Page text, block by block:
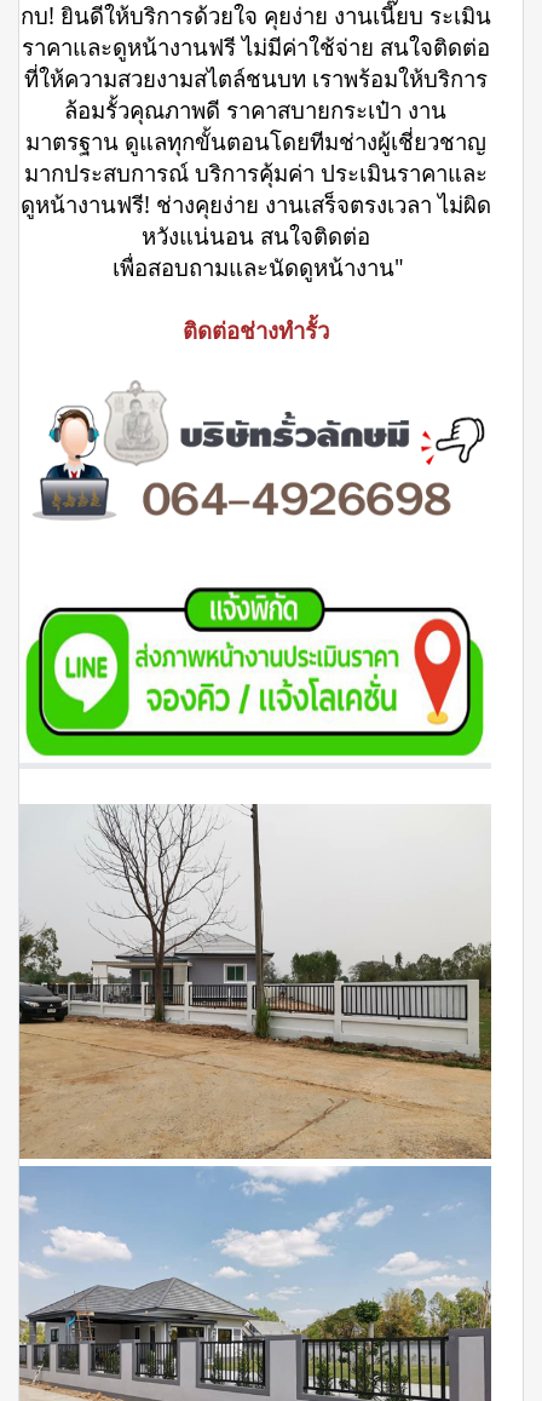
กบ! ยินดีให้บริการด้วยใจ คุยง่าย งานเนี๊ยบ ระเมิน
ราคาและดูหน้างานฟรี ไม่มีค่าใช้จ่าย สนใจติดต่อ
ที่ให้ความสวยงามสไตล์ชนบท เราพร้อมให้บริการ
ล้อมรั้วคุณภาพดี ราคาสบายกระเป๋า งาน
มาตรฐาน ดูแลทุกขั้นตอนโดยทีมช่างผู้เชี่ยวชาญ
มากประสบการณ์ บริการคุ้มค่า ประเมินราคาและ
ดูหน้างานฟรี! ช่างคุยง่าย งานเสร็จตรงเวลา ไม่ผิด
หวังแน่นอน สนใจติดต่อ
เพื่อสอบถามและนัดดูหน้างาน"
ติดต่อช่างทำรั้ว